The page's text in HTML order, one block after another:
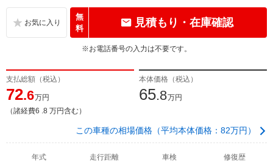
無
料
見積もり・在庫確認
※お電話番号の入力は不要です。
支払総額（税込）
72.6万円
（諸経費6 .8 万円含む）
本体価格（税込）
65.8万円
この車種の相場価格（平均本体価格：82万円）
年式 走行距離
車検
修復歴